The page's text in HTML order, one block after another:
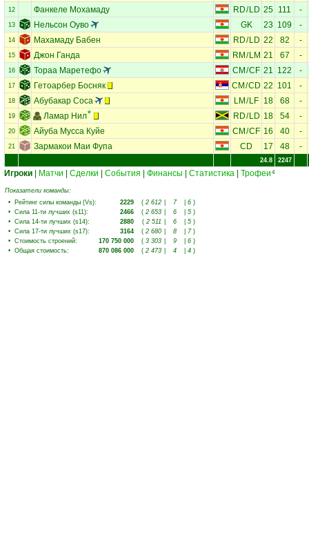
12 Фанкеле Мохамаду RD/LD 25 111 -
13 Нельсон Оуво GK 23 109 -
14 Махамаду Бабен RD/LD 22 82 -
15 Джон Ганда RM /LM 21 67 -
16 Тораа Маретефо CM /CF 21 122 -
17 Гетоарбер Босняк CM /CD 22 101 -
18 Абубакар Соса LM / LF 18 68 -
19 Ламар Нил RD/LD 18 54 -
20 Айуба Мусса Куйе CM /CF 16 40 -
21 Зармакои Маи Фупа CD 17 48 -
24.8 2247
Игроки Матчи Сделки События Финансы Статистика Трофеи 4
Показатели команды:
• Рейтинг силы команды (Vs): 2229 ( 2 612 7 6 )
• Сила 11-ти лучших (s11): 2466 ( 2 653 6 5 )
• Сила 14-ти лучших (s14): 2880 ( 2 511 6 5 )
• Сила 17-ти лучших (s17): 3164 ( 2 680 8 7)
• Стоимость строений: 170 750 000 ( 3 303 9 6 )
• Общая стоимость: 870 086 000 ( 2 473 4 4 )